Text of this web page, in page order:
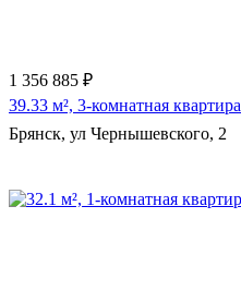
1 356 885 ₽
39.33 м², 3-комнатная квартира
Брянск, ул Чернышевского, 2